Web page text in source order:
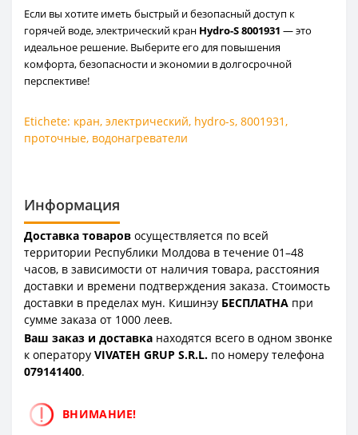
Если вы хотите иметь быстрый и безопасный доступ к
горячей воде, электрический кран Hydro-S 8001931 — это
идеальное решение. Выберите его для повышения
комфорта, безопасности и экономии в долгосрочной
перспективе!
Etichete: кран, электрический, hydro-s, 8001931 ,
проточные, водонагреватели
Информация
Доставка товаров осуществляется по всей
территории Республики Молдова в течение 01–48
часов, в зависимости от наличия товара, расстояния
доставки и времени подтверждения заказа. Стоимость
доставки в пределах мун. Кишинэу БЕСПЛАТНА при
сумме заказа от 1000 леев.
Ваш заказ и доставка находятся всего в одном звонке
к оператору VIVATEH GRUP S.R.L. по номеру телефона
079141400.
ВНИМАНИЕ!